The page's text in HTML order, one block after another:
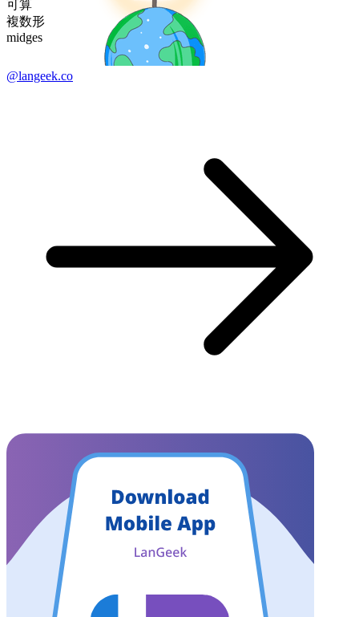
可算
複数形
midges
@langeek.co